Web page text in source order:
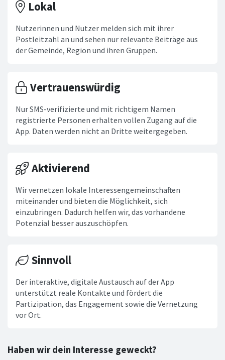
Lokal
Nutzerinnen und Nutzer melden sich mit ihrer
Postleitzahl an und sehen nur relevante Beiträge aus
der Gemeinde, Region und ihren Gruppen.
Vertrauenswürdig
Nur SMS-verifizierte und mit richtigem Namen
registrierte Personen erhalten vollen Zugang auf die
App. Daten werden nicht an Dritte weitergegeben.
Aktivierend
Wir vernetzen lokale Interessengemeinschaften
miteinander und bieten die Möglichkeit, sich
einzubringen. Dadurch helfen wir, das vorhandene
Potenzial besser auszuschöpfen.
Sinnvoll
Der interaktive, digitale Austausch auf der App
unterstützt reale Kontakte und fördert die
Partizipation, das Engagement sowie die Vernetzung
vor Ort.
Haben wir dein Interesse geweckt?